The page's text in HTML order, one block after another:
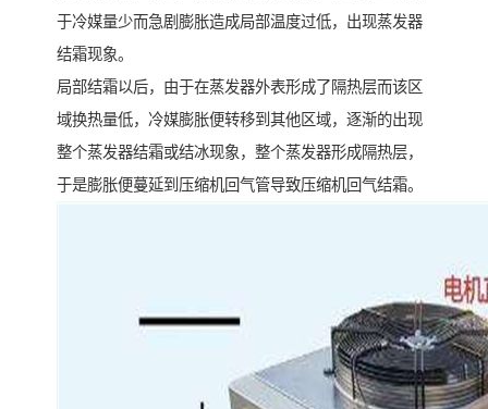
于冷媒量少而急剧膨胀造成局部温度过低，出现蒸发器
结霜现象。
局部结霜以后，由于在蒸发器外表形成了隔热层而该区
域换热量低，冷媒膨胀便转移到其他区域，逐渐的出现
整个蒸发器结霜或结冰现象，整个蒸发器形成隔热层，
于是膨胀便蔓延到压缩机回气管导致压缩机回气结霜。